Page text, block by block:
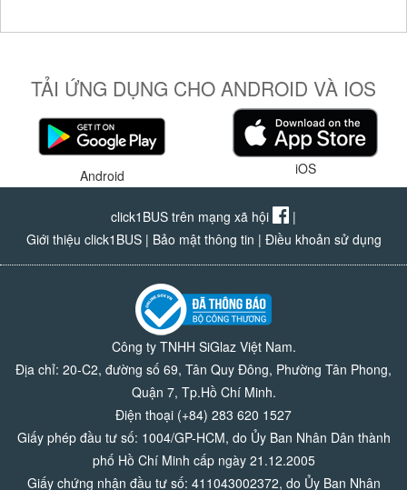
TẢI ỨNG DỤNG CHO ANDROID VÀ IOS
Android iOS
click1BUS trên mạng xã hội
|
Giới thiệu click1BUS| Bảo mật thông tin | Điều khoản sử dụng
Công ty TNHH SiGlaz Việt Nam.
Địa chỉ: 20-C2, đường số 69, Tân Quy Đông, Phường Tân Phong,
Quận 7, Tp.Hồ Chí Minh.
Điện thoại (+84) 283 620 1527
Giấy phép đầu tư số: 1004/GP-HCM, do Ủy Ban Nhân Dân thành
phố Hồ Chí Minh cấp ngày 21.12.2005
Giấy chứng nhận đầu tư số: 411043002372, do Ủy Ban Nhân